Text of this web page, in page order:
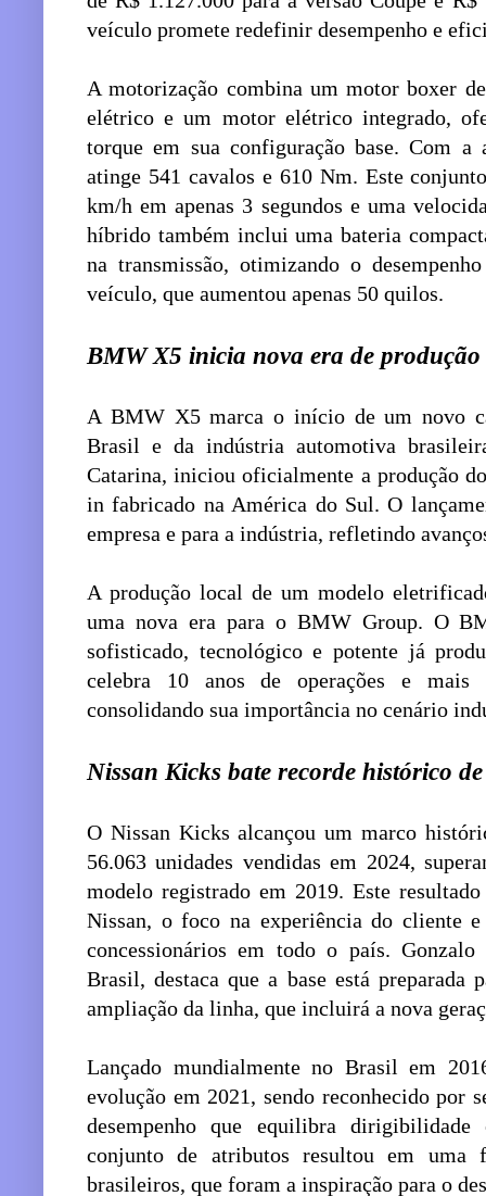
veículo promete redefinir desempenho e
A motorização combina um motor boxer
elétrico e um motor elétrico integrado,
torque em sua configuração base. Com
atinge 541 cavalos e 610 Nm. Este
km/h em apenas 3 segundos e uma
híbrido também inclui uma bateria
na transmissão, otimizando o
veículo, que aumentou apenas 50 quilos.
BMW X5 inicia nova era de
A BMW X5 marca o início de um novo
Brasil e da indústria automotiva
Catarina, iniciou oficialmente a produção
in fabricado na América do Sul. O
empresa e para a indústria, refletindo
A produção local de um modelo
uma nova era para o BMW Group. O
sofisticado, tecnológico e potente já
celebra 10 anos de operações e mais
consolidando sua importância no cenário
Nissan Kicks bate recorde histórico
O Nissan Kicks alcançou um marco
56.063 unidades vendidas em 2024,
modelo registrado em 2019. Este
Nissan, o foco na experiência do cliente
concessionários em todo o país.
Brasil, destaca que a base está preparada
ampliação da linha, que incluirá a nova
Lançado mundialmente no Brasil em
evolução em 2021, sendo reconhecido por
desempenho que equilibra
conjunto de atributos resultou em uma
brasileiros, que foram a inspiração para o